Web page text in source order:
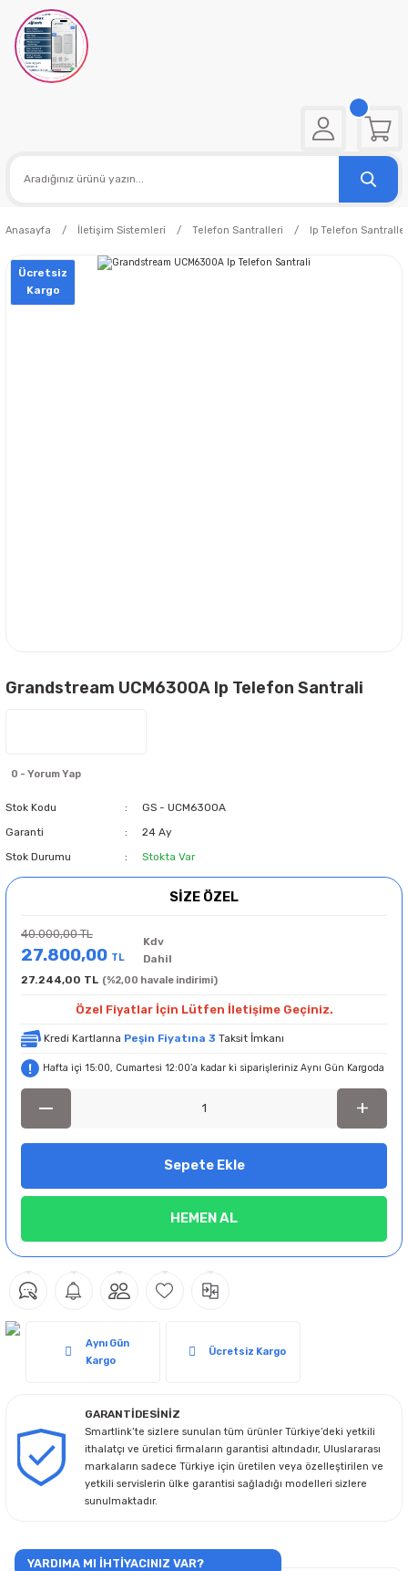
Anasayfa İletişim Sistemleri Telefon Santralleri Ip Telefon
Ücretsiz
Kargo
Grandstream UCM6300A Ip Telefon Santrali
0 - Yorum Yap
Stok Kodu
GS - UCM6300A
Garanti
24 Ay
Stok Durumu
Stokta Var
SİZE ÖZEL
40.000,00 TL
27.800,00 TL
Kdv
Dahil
27.244,00 TL (%2,00 havale indirimi)
Özel Fiyatlar İçin Lütfen İletişime Geçiniz.
Kredi Kartlarına Peşin Fiyatına 3 Taksit İmkanı
Hafta içi 15:00, Cumartesi 12:00’a kadar ki siparişleriniz Aynı Gün Kargoda
Sepete Ekle
HEMEN AL
Aynı Gün
Kargo
Ücretsiz Kargo
GARANTİDESİNİZ
Smartlink’te sizlere sunulan tüm ürünler Türkiye’deki yetkili
ithalatçı ve üretici firmaların garantisi altındadır, Uluslararası
markaların sadece Türkiye için üretilen veya özelleştirilen ve
yetkili servislerin ülke garantisi sağladığı modelleri sizlere
sunulmaktadır.
YARDIMA MI İHTİYACINIZ VAR?